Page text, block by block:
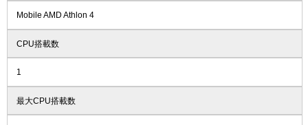
Mobile AMD Athlon 4
CPU搭載数
1
最大CPU搭載数